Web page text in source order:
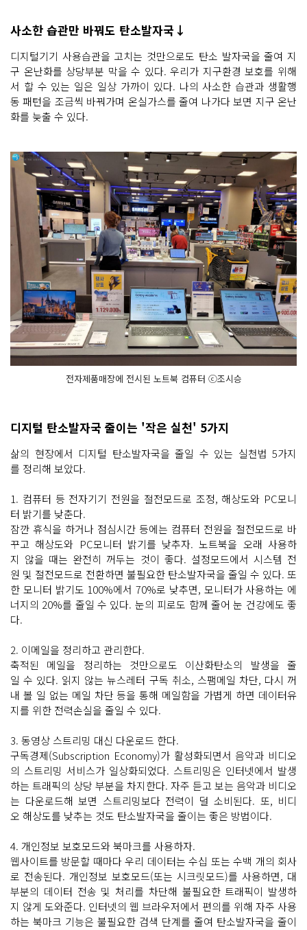
사소한 습관만 바꿔도 탄소발자국↓
디지털기기 사용습관을 고치는 것만으로도 탄소 발자국을 줄여 지
구 온난화를 상당부분 막을 수 있다. 우리가 지구환경 보호를 위해
서 할 수 있는 일은 일상 가까이 있다. 나의 사소한 습관과 생활행
동 패턴을 조금씩 바꿔가며 온실가스를 줄여 나가다 보면 지구 온난
화를 늦출 수 있다.
전자제품매장에 전시된 노트북 컴퓨터 ⓒ조시승
디지털 탄소발자국 줄이는 '작은 실천' 5가지
삶의 현장에서 디지털 탄소발자국을 줄일 수 있는 실천법 5가지
를 정리해 보았다.
1. 컴퓨터 등 전자기기 전원을 절전모드로 조정, 해상도와 PC모니
터 밝기를 낮춘다.
잠깐 휴식을 하거나 점심시간 등에는 컴퓨터 전원을 절전모드로 바
꾸고 해상도와 PC모니터 밝기를 낮추자. 노트북을 오래 사용하
지 않을 때는 완전히 꺼두는 것이 좋다. 설정모드에서 시스템 전
원 및 절전모드로 전환하면 불필요한 탄소발자국을 줄일 수 있다. 또
한 모니터 밝기도 100%에서 70%로 낮추면, 모니터가 사용하는 에
너지의 20%를 줄일 수 있다. 눈의 피로도 함께 줄어 눈 건강에도 좋
다.
2. 이메일을 정리하고 관리한다.
축적된 메일을 정리하는 것만으로도 이산화탄소의 발생을 줄
일 수 있다. 읽지 않는 뉴스레터 구독 취소, 스팸메일 차단, 다시 꺼
내 볼 일 없는 메일 차단 등을 통해 메일함을 가볍게 하면 데이터유
지를 위한 전력손실을 줄일 수 있다.
3. 동영상 스트리밍 대신 다운로드 한다.
구독경제(Subscription Economy)가 활성화되면서 음악과 비디오
의 스트리밍 서비스가 일상화되었다. 스트리밍은 인터넷에서 발생
하는 트래픽의 상당 부분을 차지한다. 자주 듣고 보는 음악과 비디오
는 다운로드해 보면 스트리밍보다 전력이 덜 소비된다. 또, 비디
오 해상도를 낮추는 것도 탄소발자국을 줄이는 좋은 방법이다.
4. 개인정보 보호모드와 북마크를 사용하자.
웹사이트를 방문할 때마다 우리 데이터는 수십 또는 수백 개의 회사
로 전송된다. 개인정보 보호모드(또는 시크릿모드)를 사용하면, 대
부분의 데이터 전송 및 처리를 차단해 불필요한 트래픽이 발생하
지 않게 도와준다. 인터넷의 웹 브라우저에서 편의를 위해 자주 사용
하는 북마크 기능은 불필요한 검색 단계를 줄여 탄소발자국을 줄이